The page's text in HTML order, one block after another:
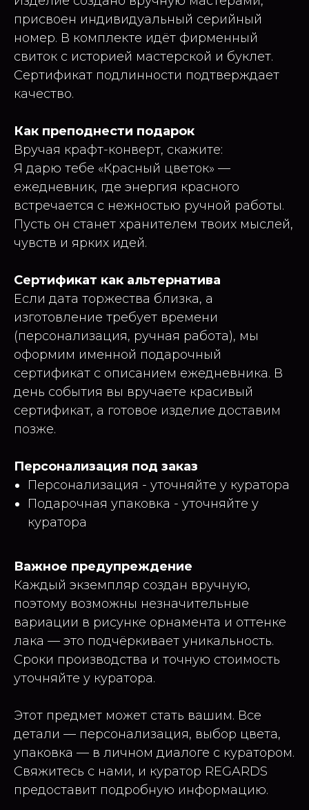
присвоен индивидуальный серийный
номер. В комплекте идёт фирменный
свиток с историей мастерской и буклет.
Сертификат подлинности подтверждает
качество.
Как преподнести подарок
Вручая крафт-конверт, скажите:
Я дарю тебе «Красный цветок» —
ежедневник, где энергия красного
встречается с нежностью ручной работы.
Пусть он станет хранителем твоих мыслей,
чувств и ярких идей.
Сертификат как альтернатива
Если дата торжества близка, а
изготовление требует времени
(персонализация, ручная работа), мы
оформим именной подарочный
сертификат с описанием ежедневника. В
день события вы вручаете красивый
сертификат, а готовое изделие доставим
позже.
Персонализация под заказ
Персонализация - уточняйте у куратора
Подарочная упаковка - уточняйте у
куратора
Важное предупреждение
Каждый экземпляр создан вручную,
поэтому возможны незначительные
вариации в рисунке орнамента и оттенке
лака — это подчёркивает уникальность.
Сроки производства и точную стоимость
уточняйте у куратора.
Этот предмет может стать вашим. Все
детали — персонализация, выбор цвета,
упаковка — в личном диалоге с куратором.
Свяжитесь с нами, и куратор REGARDS
предоставит подробную информацию.